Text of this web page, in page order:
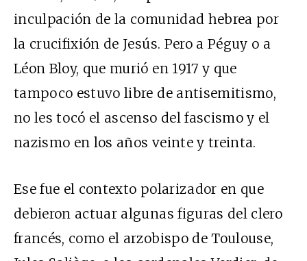
inculpación de la comunidad hebrea por
la crucifixión de Jesús. Pero a Péguy o a
Léon Bloy, que murió en 1917 y que
tampoco estuvo libre de antisemitismo,
no les tocó el ascenso del fascismo y el
nazismo en los años veinte y treinta.
Ese fue el contexto polarizador en que
debieron actuar algunas figuras del clero
francés, como el arzobispo de Toulouse,